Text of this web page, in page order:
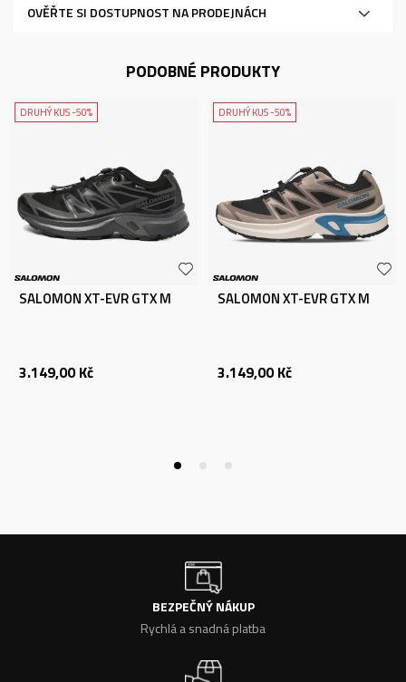
OVĚŘTE SI DOSTUPNOST NA PRODEJNÁCH
PODOBNÉ PRODUKTY
DRUHÝ KUS -50%
SALOMON XT-EVR GTX M
3.149,00 Kč
DRUHÝ KUS -50%
SALOMON XT-EVR GTX M
3.149,00 Kč
BEZPEČNÝ NÁKUP
Rychlá a snadná platba